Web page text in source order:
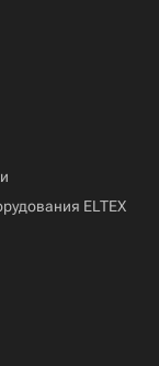
ELTEX